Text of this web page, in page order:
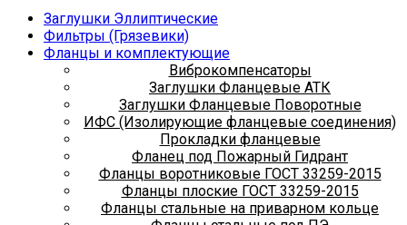
Заглушки Эллиптические
Фильтры (Грязевики)
Фланцы и комплектующие
Виброкомпенсаторы
Заглушки Фланцевые АТК
Заглушки Фланцевые Поворотные
ИФС (Изолирующие фланцевые соединения)
Прокладки фланцевые
Фланец под Пожарный Гидрант
Фланцы воротниковые ГОСТ 33259-2015
Фланцы плоские ГОСТ 33259-2015
Фланцы стальные на приварном кольце